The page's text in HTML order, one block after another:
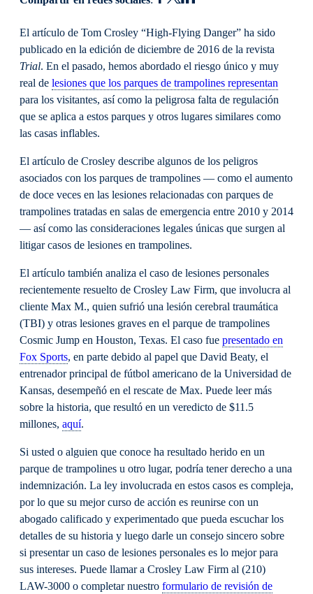
El artículo de Tom Crosley “High-Flying Danger” ha sido
publicado en la edición de diciembre de 2016 de la revista
Trial. En el pasado, hemos abordado el riesgo único y muy
real de lesiones que los parques de trampolines representan
para los visitantes, así como la peligrosa falta de regulación
que se aplica a estos parques y otros lugares similares como
las casas inflables.
El artículo de Crosley describe algunos de los peligros
asociados con los parques de trampolines — como el aumento
de doce veces en las lesiones relacionadas con parques de
trampolines tratadas en salas de emergencia entre 2010 y 2014
— así como las consideraciones legales únicas que surgen al
litigar casos de lesiones en trampolines.
El artículo también analiza el caso de lesiones personales
recientemente resuelto de Crosley Law Firm, que involucra al
cliente Max M., quien sufrió una lesión cerebral traumática
(TBI) y otras lesiones graves en el parque de trampolines
Cosmic Jump en Houston, Texas. El caso fue presentado en
Fox Sports, en parte debido al papel que David Beaty, el
entrenador principal de fútbol americano de la Universidad de
Kansas, desempeñó en el rescate de Max. Puede leer más
sobre la historia, que resultó en un veredicto de $11.5
millones, aquí.
Si usted o alguien que conoce ha resultado herido en un
parque de trampolines u otro lugar, podría tener derecho a una
indemnización. La ley involucrada en estos casos es compleja,
por lo que su mejor curso de acción es reunirse con un
abogado calificado y experimentado que pueda escuchar los
detalles de su historia y luego darle un consejo sincero sobre
si presentar un caso de lesiones personales es lo mejor para
sus intereses. Puede llamar a Crosley Law Firm al (210)
LAW-3000 o completar nuestro formulario de revisión de